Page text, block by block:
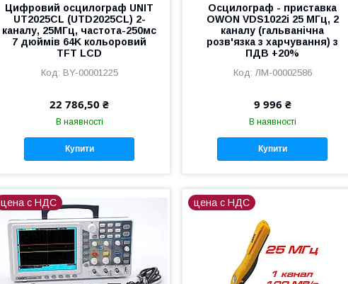
Цифровий осцилограф UNIT
UT2025CL (UTD2025CL) 2-
каналу, 25МГц, частота-250мс
7 дюймів 64K кольоровий
TFT LCD
BY-00001225
22 786,50 ₴
В наявності
Купити
Осцилограф - приставка
OWON VDS1022i 25 МГц, 2
каналу (гальванічна
розв'язка з харчування) з
ПДВ +20%
ЛМ-00002586
9 996 ₴
В наявності
Купити
цена с НДС цена с НДС